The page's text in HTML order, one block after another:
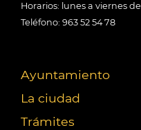
Horarios: lunes a viernes
Teléfono: 963 52 54 78
Ayuntamiento
La ciudad
Trámites